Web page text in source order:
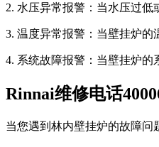
2. 水压异常报警：当水压过低
3. 温度异常报警：当壁挂炉的
4. 系统故障报警：当壁挂炉的
Rinnai维修电话
当您遇到林内壁挂炉的故障问